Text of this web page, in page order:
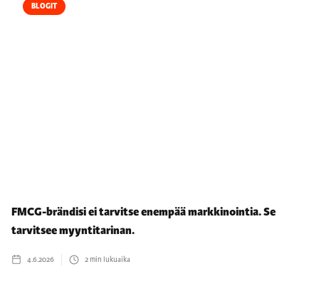
BLOGIT
FMCG-brändisi ei tarvitse enempää markkinointia. Se
tarvitsee myyntitarinan.
4.6.2026 2min lukuaika